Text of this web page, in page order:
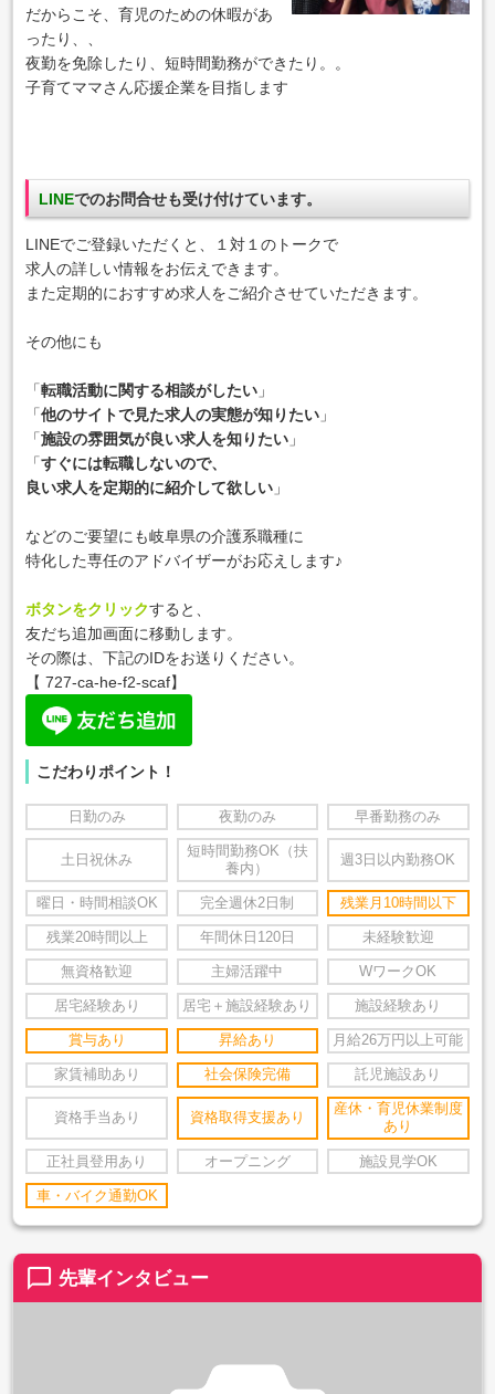
だからこそ、育児のための休暇があ
ったり、、
夜勤を免除したり、短時間勤務ができたり。。
子育てママさん応援企業を目指します
LINEでのお問合せも受け付けています。
LINEでご登録いただくと、１対１のトークで
求人の詳しい情報をお伝えできます。
また定期的におすすめ求人をご紹介させていただきます。
その他にも
「転職活動に関する相談がしたい 」
「他のサイトで見た求人の実態が知りたい 」
「施設の雰囲気が良い求人を知りたい 」
「すぐには転職しないので、
良い求人を定期的に紹介して欲しい 」
などのご要望にも岐阜県の介護系職種に
特化した専任のアドバイザーがお応えします♪
ボタンをクリックすると、
友だち追加画面に移動します。
その際は、下記のIDをお送りください。
【727-ca-he-f2-scaf】
こだわりポイント！
日勤のみ 夜勤のみ 早番勤務のみ
土日祝休み
短時間勤務OK（扶
養内）
週3日以内勤務OK
曜日・時間相談OK 完全週休2日制 残業月10時間以下
残業20時間以上 年間休日120日 未経験歓迎
無資格歓迎 主婦活躍中 WワークOK
居宅経験あり 居宅＋施設経験あり 施設経験あり
賞与あり 昇給あり 月給26万円以上可能
家賃補助あり 社会保険完備 託児施設あり
資格手当あり 資格取得支援あり
産休・育児休業制度
あり
正社員登用あり オープニング 施設見学OK
車・バイク通勤OK
chat_bubble_outline 先輩インタビュー